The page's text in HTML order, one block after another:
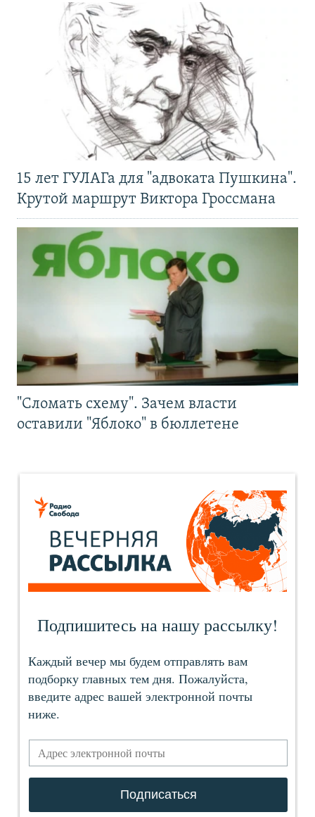
15 лет ГУЛАГа для "адвоката Пушкина".
Крутой маршрут Виктора Гроссмана
"Сломать схему". Зачем власти
оставили "Яблоко" в бюллетене